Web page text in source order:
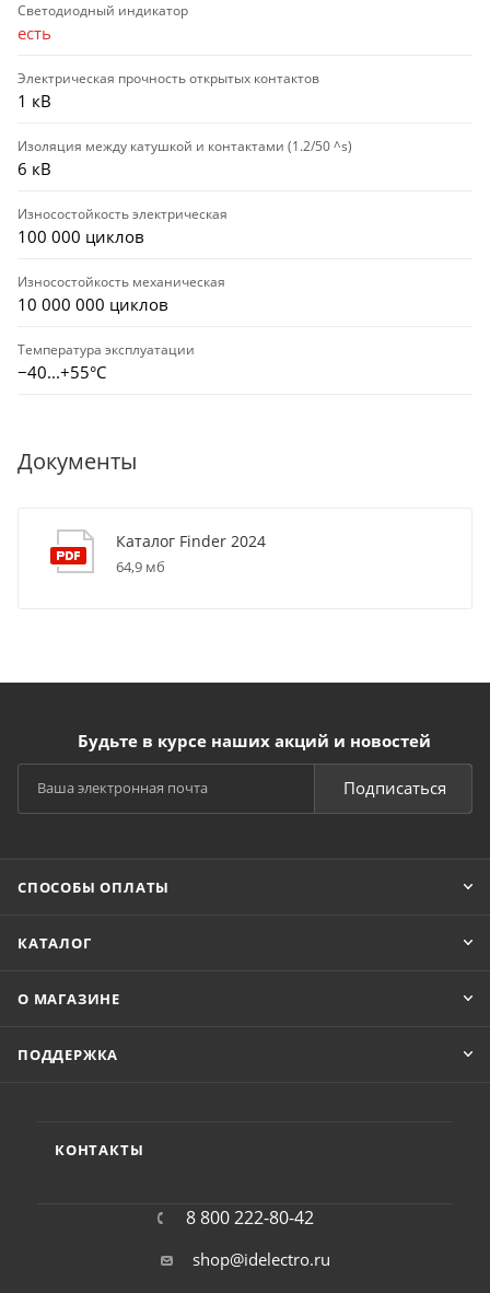
Светодиодный индикатор
есть
Электрическая прочность открытых контактов
1 кВ
Изоляция между катушкой и контактами (1.2/50 ^s)
6 кВ
Износостойкость электрическая
100 000 циклов
Износостойкость механическая
10 000 000 циклов
Температура эксплуатации
−40...+55°C
Документы
Каталог Finder 2024
64,9 мб
Будьте в курсе наших акций и новостей
Подписаться
СПОСОБЫ ОПЛАТЫ
КАТАЛОГ
О МАГАЗИНЕ
ПОДДЕРЖКА
КОНТАКТЫ
8 800 222-80-42
shop@idelectro.ru